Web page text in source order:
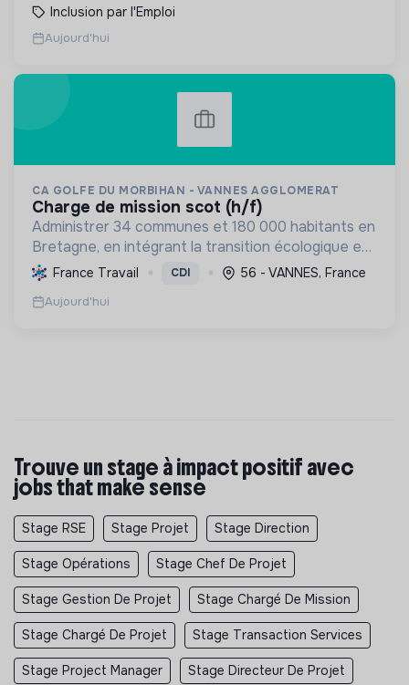
Inclusion par l'Emploi
Aujourd'hui
CA GOLFE DU MORBIHAN - VANNES AGGLOMERAT
charge de mission scot (h/f)
Administrer 34 communes et 180 000 habitants en
Bretagne, en intégrant la transition écologique et
sociale par une planification résiliente, des achats
durables et le soutien à l'économie verte.
France Travail CDI 56 - VANNES, France
Aujourd'hui
Trouve un stage à impact positif avec
jobs that make sense
Stage RSE Stage Projet Stage Direction
Stage Opérations Stage Chef De Projet
Stage Gestion De Projet Stage Chargé De Mission
Stage Chargé De Projet Stage Transaction Services
Stage Project Manager Stage Directeur De Projet